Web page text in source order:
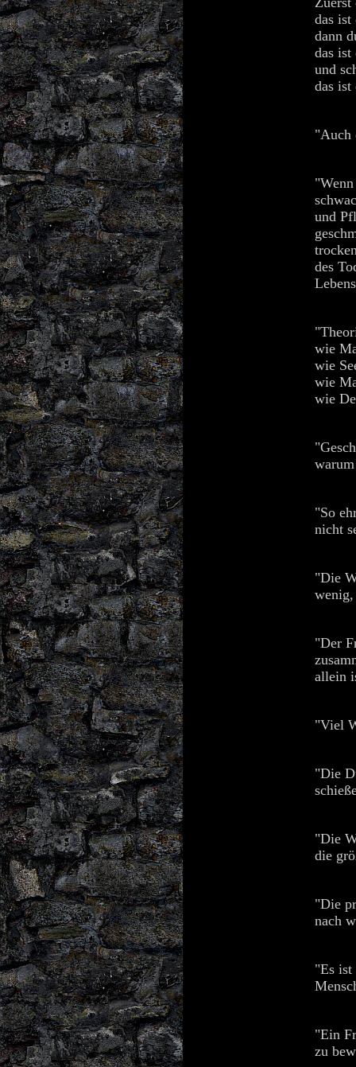
das ist
dann
das ist
und
das ist
"Auch
und
des
wie
wie
wie
wie
"So
nicht
"Die
"Der
allein
"Viel
"Die
"Die
die
"Die
nach
"Es ist
"Ein
zu